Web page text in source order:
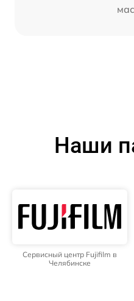
Наши
Сервисный центр Fujifilm в
Челябинске